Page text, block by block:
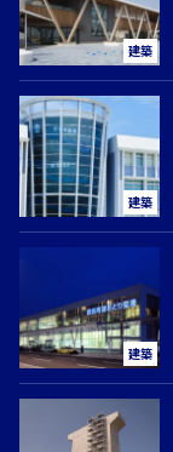
着
情
報
お
で
の
お
建築
建築
建築